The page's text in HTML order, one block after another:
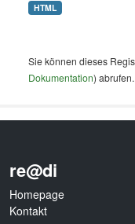
HTML
Sie können dieses
Dokumentation) abrufen.
re@di
Homepage
Kontakt